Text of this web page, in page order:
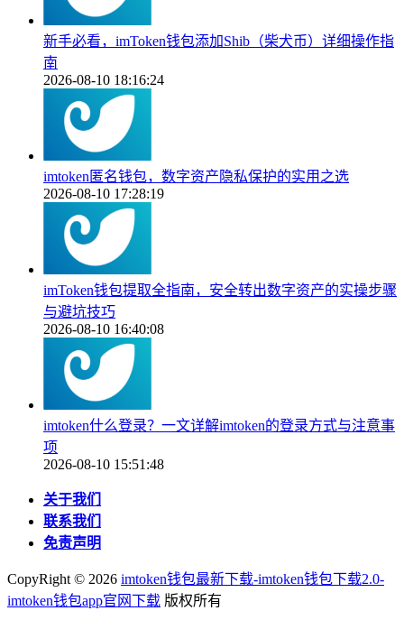
新手必看，imToken钱包添加Shib（柴犬币）详细操作指
南
2026-08-10 18:16:24
imtoken匿名钱包，数字资产隐私保护的实用之选
2026-08-10 17:28:19
imToken钱包提取全指南，安全转出数字资产的实操步骤
与避坑技巧
2026-08-10 16:40:08
imtoken什么登录？一文详解imtoken的登录方式与注意事
项
2026-08-10 15:51:48
关于我们
联系我们
免责声明
CopyRight © 2026 imtoken钱包最新下载-imtoken钱包下载2.0-
imtoken钱包app官网下载 版权所有